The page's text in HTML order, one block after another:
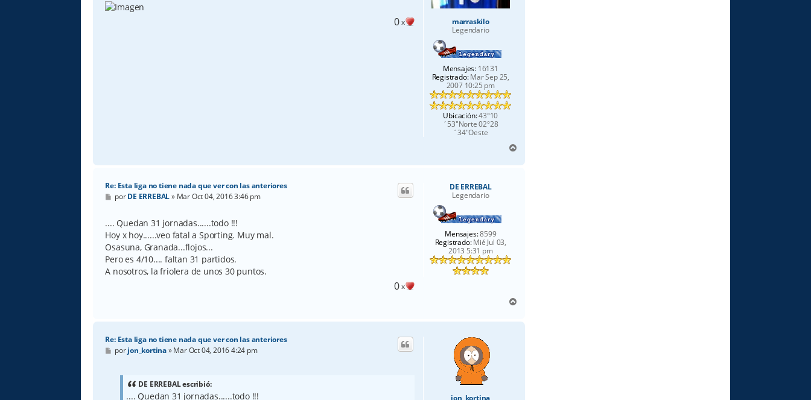
marraskilo
Legendario
Mensajes: 16131
Registrado:Mar Sep 25,
2007 10:25 pm
Ubicación:43°10
´53"Norte 02°28
´34"Oeste
0x
r
DE ERREBAL
Legendario
Mensajes:8599
Registrado:Mié Jul 03,
2013 5:31 pm
Re: Esta liga no tiene nada que ver con las anteriores
M
e
a
j
e
porDE ERREBAL» Mar Oct 04, 2016 3:46 pm
.... Quedan 31 jornadas......todo !!!
Hoy x hoy......veo fatal a Sporting. Muy mal.
Osasuna, Granada...flojos...
Pero es 4/10.... faltan 31 partidos.
A nosotros, la friolera de unos 30 puntos.
0x
r
Re: Esta liga no tiene nada que ver con las anteriores
M
e
porjon_kortina»Mar Oct 04, 2016 4:24 pm
DE ERREBAL escribió:
.... Quedan 31 jornadas......todo !!!